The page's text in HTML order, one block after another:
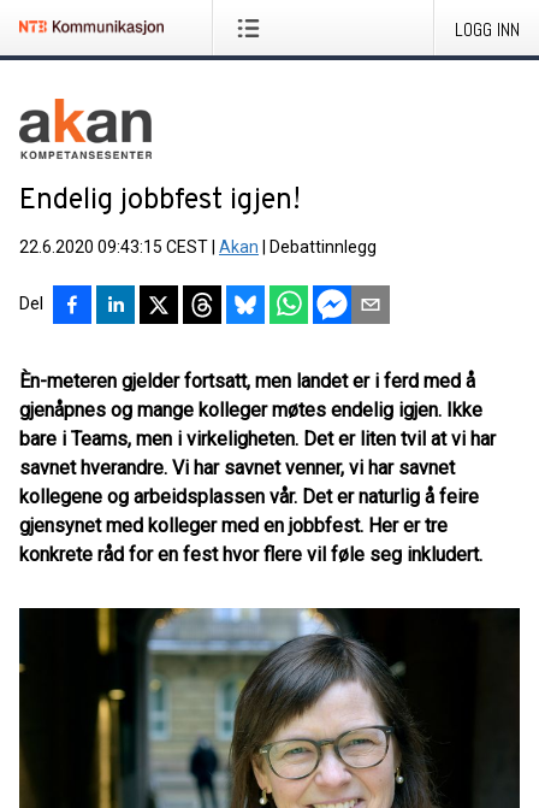
LOGG INN
Endelig jobbfest igjen!
22.6.2020 09:43:15 CEST Akan Debattinnlegg
Del
Èn-meteren gjelder fortsatt, men landet er i ferd med å
gjenåpnes og mange kolleger møtes endelig igjen. Ikke
bare i Teams, men i virkeligheten. Det er liten tvil at vi har
savnet hverandre. Vi har savnet venner, vi har savnet
kollegene og arbeidsplassen vår. Det er naturlig å feire
gjensynet med kolleger med en jobbfest. Her er tre
konkrete råd for en fest hvor flere vil føle seg inkludert.